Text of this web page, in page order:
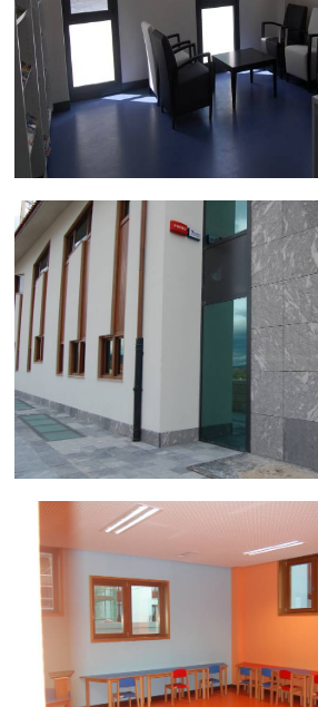
DSC_0036.jpg
DSC_0043.jpg